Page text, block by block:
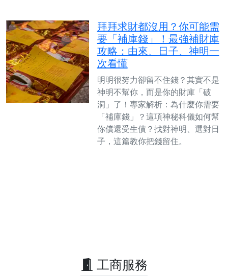
拜拜求財都沒用？你可能需
要「補庫錢」！最強補財庫
攻略：由來、日子、神明一
次看懂
明明很努力卻留不住錢？其實不是
神明不幫你，而是你的財庫「破
洞」了！專家解析：為什麼你需要
「補庫錢」？這項神秘科儀如何幫
你償還受生債？找對神明、選對日
子，這篇教你把錢留住。
工商服務